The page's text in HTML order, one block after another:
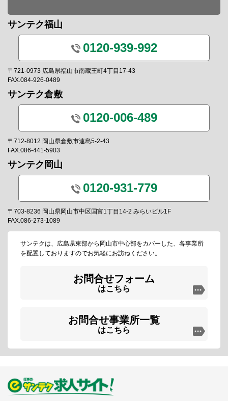
サンテク福山
0120-939-992
〒721-0973 広島県福山市南蔵王町4丁目17-43
FAX.084-926-0489
サンテク倉敷
0120-006-489
〒712-8012 岡山県倉敷市連島5-2-43
FAX.086-441-5903
サンテク岡山
0120-931-779
〒703-8236 岡山県岡山市中区国富1丁目14-2 みらいビル1F
FAX.086-273-1089
サンテクは、広島県東部から岡山市中心部をカバーした、各事業所
を配置しておりますのでお気軽にお訪ねください。
お問合せフォーム
はこちら
お問合せ事業所一覧
はこちら